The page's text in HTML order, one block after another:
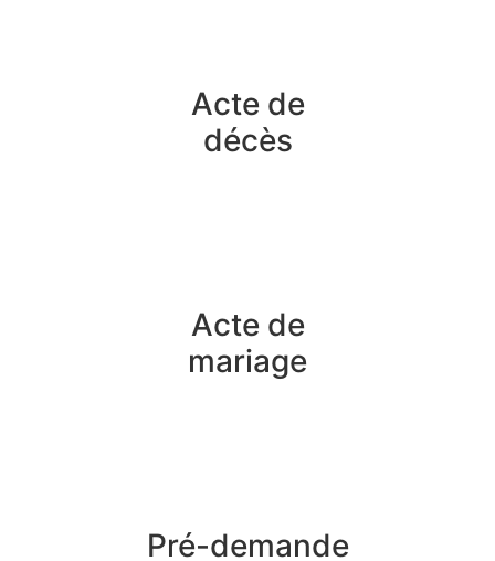
Acte de
décès
Acte de
mariage
Pré-demande